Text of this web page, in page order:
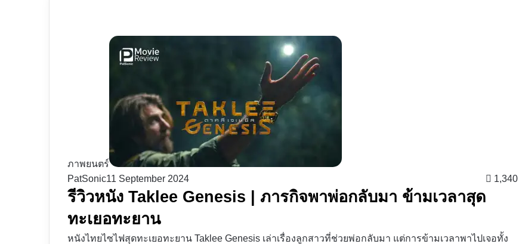
ภาพยนตร์
PatSonic11 September 2024 1,340
รีวิวหนัง Taklee Genesis | ภารกิจพาพ่อกลับมา ข้ามเวลาสุด
ทะเยอทะยาน
หนังไทยไซไฟสุดทะเยอทะยาน Taklee Genesis เล่าเรื่องลูกสาวที่ช่วยพ่อกลับมา แต่การข้ามเวลาพาไปเจอทั้ง